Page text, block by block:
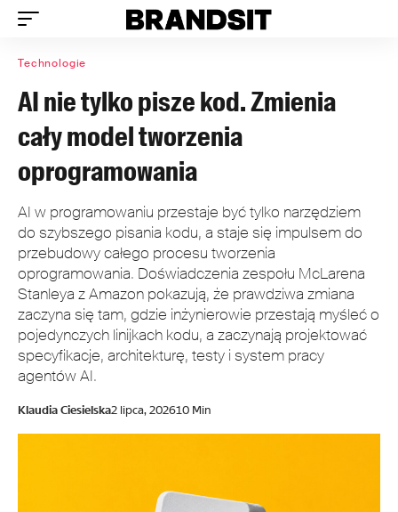
Technologie
AI nie tylko pisze kod. Zmienia
cały model tworzenia
oprogramowania
AI w programowaniu przestaje być tylko narzędziem
do szybszego pisania kodu, a staje się impulsem do
przebudowy całego procesu tworzenia
oprogramowania. Doświadczenia zespołu McLarena
Stanleya z Amazon pokazują, że prawdziwa zmiana
zaczyna się tam, gdzie inżynierowie przestają myśleć o
pojedynczych linijkach kodu, a zaczynają projektować
specyfikacje, architekturę, testy i system pracy
agentów AI.
Klaudia Ciesielska2 lipca, 202610 Min